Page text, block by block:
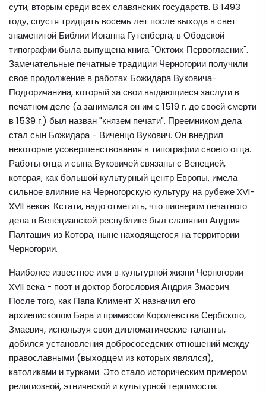
сути, вторым среди всех славянских государств. В 1493
году, спустя тридцать восемь лет после выхода в свет
знаменитой Библии Иоганна Гутенберга, в Ободской
типографии была выпущена книга "Октоих Первогласник".
Замечательные печатные традиции Черногории получили
свое продолжение в работах Божидара Вуковича-
Подгоричанина, который за свои выдающиеся заслуги в
печатном деле (а занимался он им с 1519 г. до своей смерти
в 1539 г.) был назван "князем печати". Преемником дела
стал сын Божидара - Виченцо Вукович. Он внедрил
некоторые усовершенствования в типографии своего отца.
Работы отца и сына Вуковичей связаны с Венецией,
которая, как большой культурный центр Европы, имела
сильное влияние на Черногорскую культуру на рубеже XVI-
XVII веков. Кстати, надо отметить, что пионером печатного
дела в Венецианской республике был славянин Андрия
Палташич из Котора, ныне находящегося на территории
Черногории.
Наиболее известное имя в культурной жизни Черногории
XVII века - поэт и доктор богословия Андрия Змаевич.
После того, как Папа Климент Х назначил его
архиепископом Бара и примасом Королевства Сербского,
Змаевич, используя свои дипломатические таланты,
добился установления добрососедских отношений между
православными (выходцем из которых являлся),
католиками и турками. Это стало историческим примером
религиозной, этнической и культурной терпимости.